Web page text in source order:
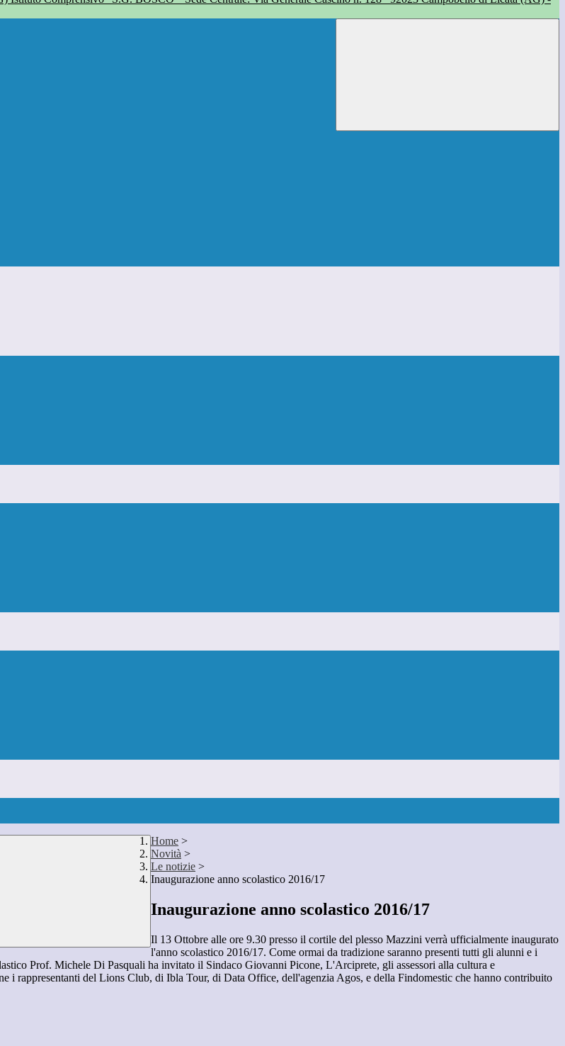
Home >
Novità >
Le notizie >
Inaugurazione anno scolastico 2016/17
Inaugurazione anno scolastico 2016/17
Il 13 Ottobre alle ore 9.30 presso il cortile del plesso Mazzini verrà ufficialmente inaugurato
l'anno scolastico 2016/17. Come ormai da tradizione saranno presenti tutti gli alunni e i
Prof. Michele Di Pasquali ha invitato il Sindaco Giovanni Picone, L'Arciprete, gli assessori alla cultura e
rappresentanti del Lions Club, di Ibla Tour, di Data Office, dell'agenzia Agos, e della Findomestic che hanno contribuito